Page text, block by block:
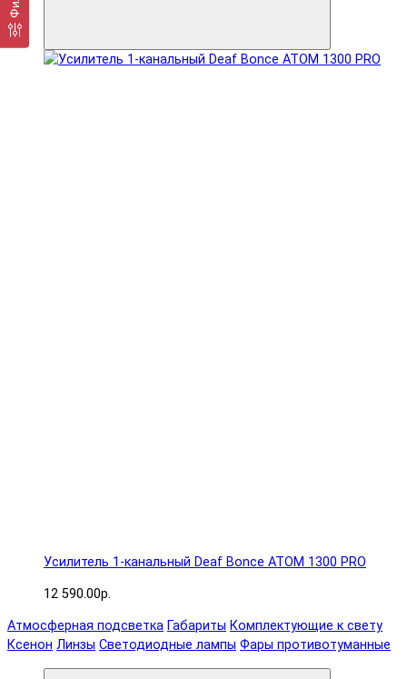
Усилитель 1-канальный Deaf Bonce ATOM 1300 PRO
12 590.00р.
Атмосферная подсветка Габариты Комплектующие к свету
Ксенон Линзы Светодиодные лампы Фары противотуманные